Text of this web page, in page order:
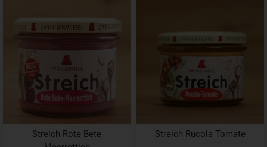
Streich Rote Bete
Streich Rucola Tomate